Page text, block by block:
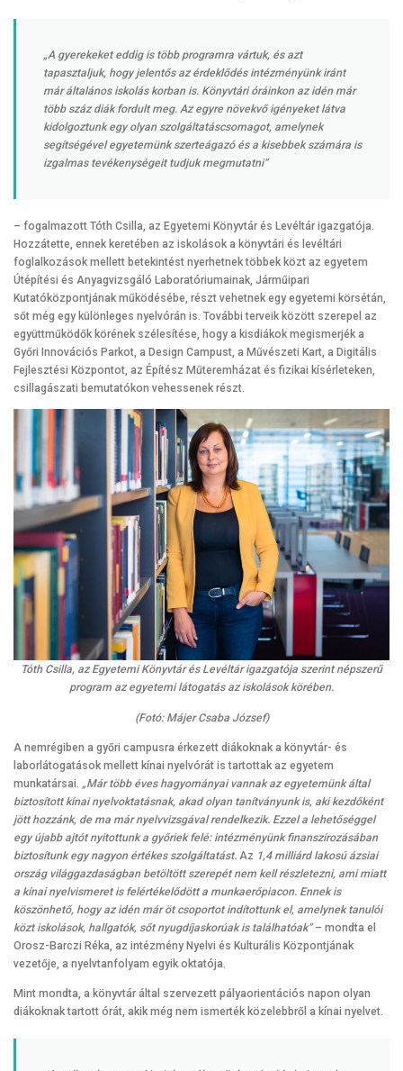
„A gyerekeket eddig is több programra vártuk, és azt
tapasztaljuk, hogy jelentős az érdeklődés intézményünk iránt
már általános iskolás korban is. Könyvtári óráinkon az idén már
több száz diák fordult meg. Az egyre növekvő igényeket látva
kidolgoztunk egy olyan szolgáltatáscsomagot, amelynek
segítségével egyetemünk szerteágazó és a kisebbek számára is
izgalmas tevékenységeit tudjuk megmutatni”
– fogalmazott Tóth Csilla, az Egyetemi Könyvtár és Levéltár igazgatója.
Hozzátette, ennek keretében az iskolások a könyvtári és levéltári
foglalkozások mellett betekintést nyerhetnek többek közt az egyetem
Útépítési és Anyagvizsgáló Laboratóriumainak, Járműipari
Kutatóközpontjának működésébe, részt vehetnek egy egyetemi körsétán,
sőt még egy különleges nyelvórán is. További terveik között szerepel az
együttműködők körének szélesítése, hogy a kisdiákok megismerjék a
Győri Innovációs Parkot, a Design Campust, a Művészeti Kart, a Digitális
Fejlesztési Központot, az Építész Műteremházat és fizikai kísérleteken,
csillagászati bemutatókon vehessenek részt.
Tóth Csilla, az Egyetemi Könyvtár és Levéltár igazgatója szerint népszerű
program az egyetemi látogatás az iskolások körében.
(Fotó: Májer Csaba József)
A nemrégiben a győri campusra érkezett diákoknak a könyvtár- és
laborlátogatások mellett kínai nyelvórát is tartottak az egyetem
munkatársai. „Már több éves hagyományai vannak az egyetemünk által
biztosított kínai nyelvoktatásnak, akad olyan tanítványunk is, aki kezdőként
jött hozzánk, de ma már nyelvvizsgával rendelkezik. Ezzel a lehetőséggel
egy újabb ajtót nyitottunk a győriek felé: intézményünk finanszírozásában
biztosítunk egy nagyon értékes szolgáltatást. Az 1,4 milliárd lakosú ázsiai
ország világgazdaságban betöltött szerepét nem kell részletezni, ami miatt
a kínai nyelvismeret is felértékelődött a munkaerőpiacon. Ennek is
köszönhető, hogy az idén már öt csoportot indítottunk el, amelynek tanulói
közt iskolások, hallgatók, sőt nyugdíjaskorúak is találhatóak”– mondta el
Orosz-Barczi Réka, az intézmény Nyelvi és Kulturális Központjának
vezetője, a nyelvtanfolyam egyik oktatója.
Mint mondta, a könyvtár által szervezett pályaorientációs napon olyan
diákoknak tartott órát, akik még nem ismerték közelebbről a kínai nyelvet.